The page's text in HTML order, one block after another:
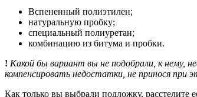
Вспененный полиэтилен;
натуральную пробку;
специальный полиуретан;
комбинацию из битума и пробки.
! Какой бы вариант вы не подобрали, к нему,
компенсировать недостатки, не принося при
Как только вы выбрали подложку,